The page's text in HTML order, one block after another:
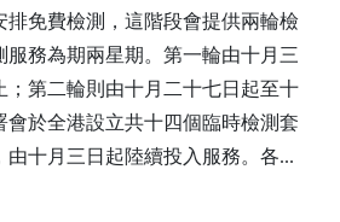
排免費檢測，這階段會提供兩輪檢
服務為期兩星期。第一輪由十月三
；第二輪則由十月二十七日起至十
會於全港設立共十四個臨時檢測套
由十月三日起陸續投入服務。各...